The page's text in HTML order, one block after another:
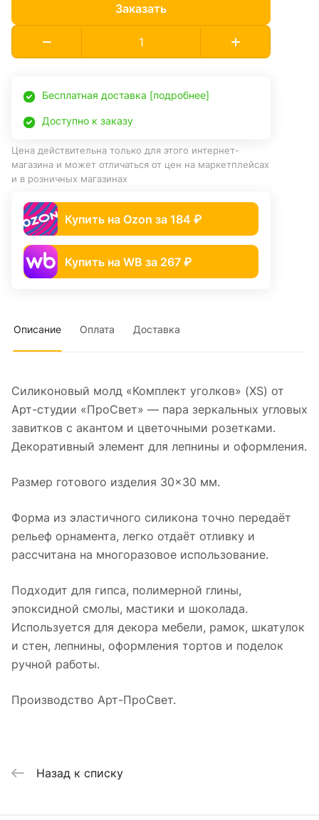
Заказать
Бесплатная доставка [подробнее]
Доступно к заказу
Цена действительна только для этого интернет-
магазина и может отличаться от цен на маркетплейсах
и в розничных магазинах
Купить на Ozon за 184 ₽
Купить на WB за 267 ₽
Описание Оплата Доставка
Силиконовый молд «Комплект уголков» (XS) от
Арт-студии «ПроСвет» — пара зеркальных угловых
завитков с акантом и цветочными розетками.
Декоративный элемент для лепнины и оформления.
Размер готового изделия 30×30 мм.
Форма из эластичного силикона точно передаёт
рельеф орнамента, легко отдаёт отливку и
рассчитана на многоразовое использование.
Подходит для гипса, полимерной глины,
эпоксидной смолы, мастики и шоколада.
Используется для декора мебели, рамок, шкатулок
и стен, лепнины, оформления тортов и поделок
ручной работы.
Производство Арт-ПроСвет.
Назад к списку